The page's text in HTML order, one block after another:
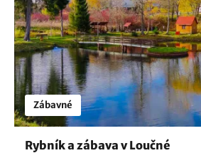
Zábavné
Rybník a zábava v Loučné